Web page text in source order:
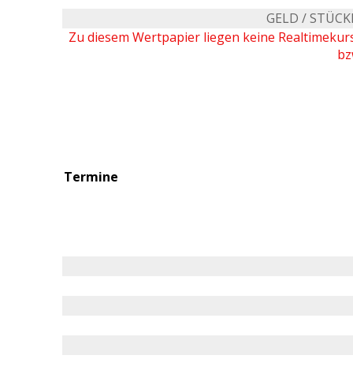
GELD /
Zu diesem Wertpapier liegen keine
Termine